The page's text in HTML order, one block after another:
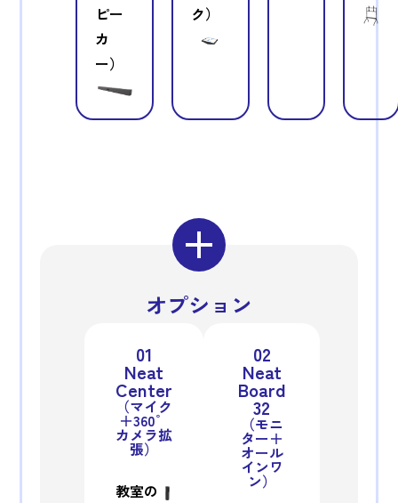
ピー
カ
ー）
ク）
オプション
01
Neat
Center
（マイク
＋360゜
カメラ拡
張）
教室の
02
Neat
Board
32
（モニ
ター＋
オール
インワ
ン）